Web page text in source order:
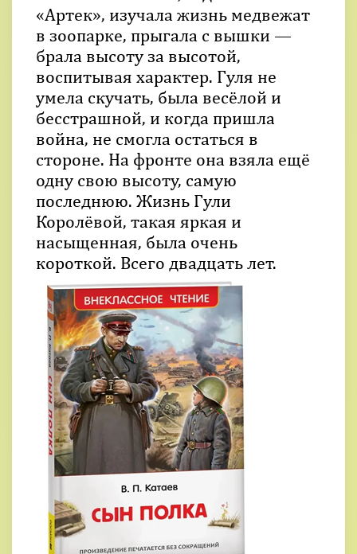
«Артек», изучала жизнь медвежат
в зоопарке, прыгала с вышки —
брала высоту за высотой,
воспитывая характер. Гуля не
умела скучать, была весёлой и
бесстрашной, и когда пришла
война, не смогла остаться в
стороне. На фронте она взяла ещё
одну свою высоту, самую
последнюю. Жизнь Гули
Королёвой, такая яркая и
насыщенная, была очень
короткой. Всего двадцать лет.